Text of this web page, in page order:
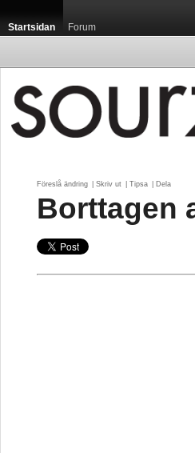
Startsidan Forum
Föreslå ändring Skriv ut Tipsa Dela
Borttagen